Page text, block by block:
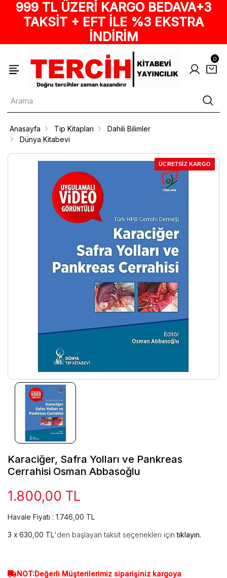
999 TL ÜZERİ KARGO BEDAVA+3
TAKSİT + EFT İLE %3 EKSTRA
İNDİRİM
0
Anasayfa Tıp Kitapları
Dahili Bilimler
Dünya Kitabevi
ÜCRETSİZ KARGO
Karaciğer, Safra Yolları ve Pankreas
Cerrahisi Osman Abbasoğlu
1.800,00 TL
Havale Fiyatı : 1.746,00 TL
630,00 TL'den başlayan taksit seçenekleri içintıklayın.
NOT:Değerli Müşterilerimiz siparişiniz kargoya